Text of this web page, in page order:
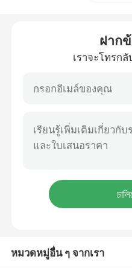
Mercedes Benz Air
BMW Air Suspension
อะไหล่ช่วงล่างอากาศของ
ฝาก
เราจะโทรก
หมวดหมู่อื่น ๆ จากเรา